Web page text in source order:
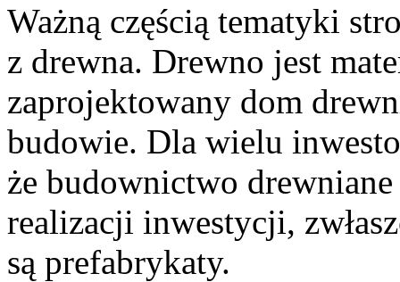
Ważną częścią tematyki
z drewna. Drewno jest
zaprojektowany dom
budowie. Dla wielu
że budownictwo
realizacji inwestycji,
są prefabrykaty.